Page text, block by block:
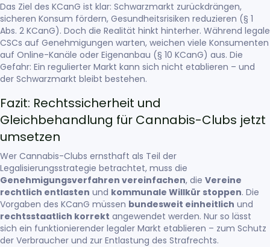
Das Ziel des KCanG ist klar: Schwarzmarkt zurückdrängen,
sicheren Konsum fördern, Gesundheitsrisiken reduzieren (§ 1
Abs. 2 KCanG). Doch die Realität hinkt hinterher. Während legale
CSCs auf Genehmigungen warten, weichen viele Konsumenten
auf Online-Kanäle oder Eigenanbau (§ 10 KCanG) aus. Die
Gefahr: Ein regulierter Markt kann sich nicht etablieren – und
der Schwarzmarkt bleibt bestehen.
Fazit: Rechtssicherheit und
Gleichbehandlung für Cannabis-Clubs jetzt
umsetzen
Wer Cannabis-Clubs ernsthaft als Teil der
Legalisierungsstrategie betrachtet, muss die
Genehmigungsverfahren vereinfachen, die Vereine
rechtlich entlasten und kommunale Willkür stoppen. Die
Vorgaben des KCanG müssen bundesweit einheitlich und
rechtsstaatlich korrekt angewendet werden. Nur so lässt
sich ein funktionierender legaler Markt etablieren – zum Schutz
der Verbraucher und zur Entlastung des Strafrechts.